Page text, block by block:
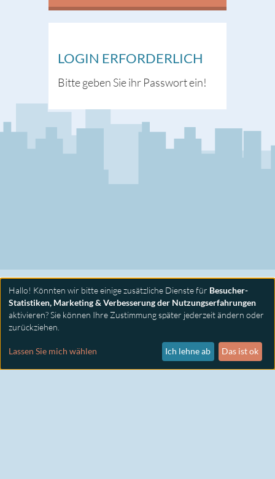
LOGIN ERFORDERLICH
Bitte geben Sie ihr Passwort ein!
KONTAKT
Hallo! Könnten wir bitte einige zusätzliche Dienste für Besucher-
Statistiken, Marketing & Verbesserung der Nutzungserfahrungen
aktivieren? Sie können Ihre Zustimmung später jederzeit ändern oder
zurückziehen.
Lassen Sie mich wählen Ich lehne ab Das ist ok